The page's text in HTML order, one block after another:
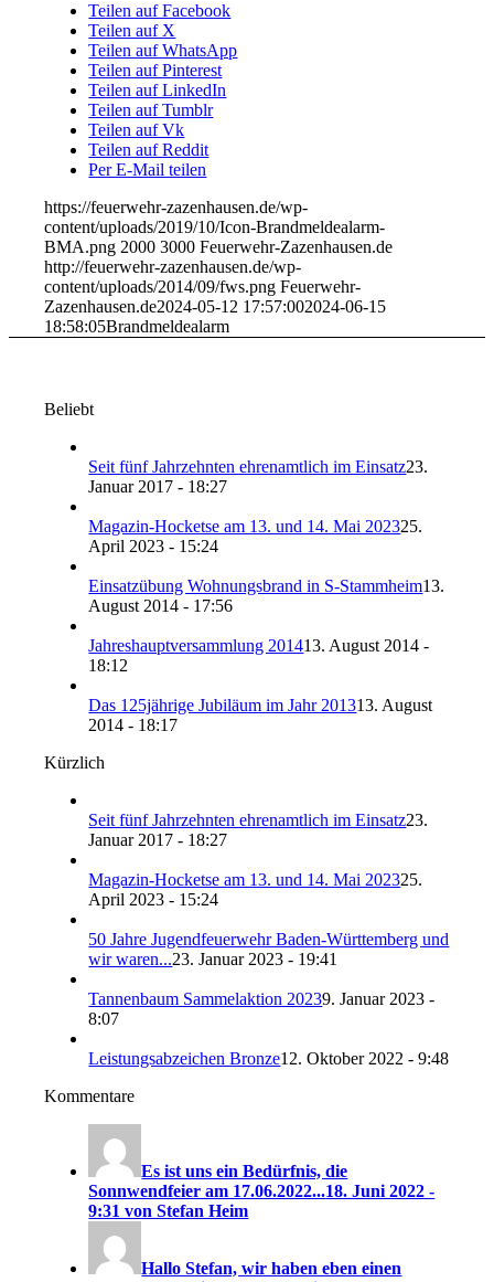
Teilen auf Facebook
Teilen auf X
Teilen auf WhatsApp
Teilen auf Pinterest
Teilen auf LinkedIn
Teilen auf Tumblr
Teilen auf Vk
Teilen auf Reddit
Per E-Mail teilen
https://feuerwehr-zazenhausen.de/wp-
content/uploads/2019/10/Icon-Brandmeldealarm-
BMA.png 2000 3000 Feuerwehr-Zazenhausen.de
http://feuerwehr-zazenhausen.de/wp-
content/uploads/2014/09/fws.png Feuerwehr-
Zazenhausen.de2024-05-12 17:57:002024-06-15
18:58:05Brandmeldealarm
Beliebt
Seit fünf Jahrzehnten ehrenamtlich im Einsatz23.
Januar 2017 - 18:27
Magazin-Hocketse am 13. und 14. Mai 202325.
April 2023 - 15:24
Einsatzübung Wohnungsbrand in S-Stammheim13.
August 2014 - 17:56
Jahreshauptversammlung 201413. August 2014 -
18:12
Das 125jährige Jubiläum im Jahr 201313. August
2014 - 18:17
Kürzlich
Seit fünf Jahrzehnten ehrenamtlich im Einsatz23.
Januar 2017 - 18:27
Magazin-Hocketse am 13. und 14. Mai 202325.
April 2023 - 15:24
50 Jahre Jugendfeuerwehr Baden-Württemberg und
wir waren...23. Januar 2023 - 19:41
Tannenbaum Sammelaktion 20239. Januar 2023 -
8:07
Leistungsabzeichen Bronze12. Oktober 2022 - 9:48
Kommentare
Es ist uns ein Bedürfnis, die
Sonnwendfeier am 17.06.2022...18. Juni 2022 -
9:31 von Stefan Heim
Hallo Stefan, wir haben eben einen